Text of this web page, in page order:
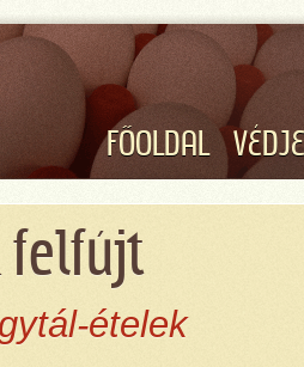
FŐOLDAL
felfújt
ételek